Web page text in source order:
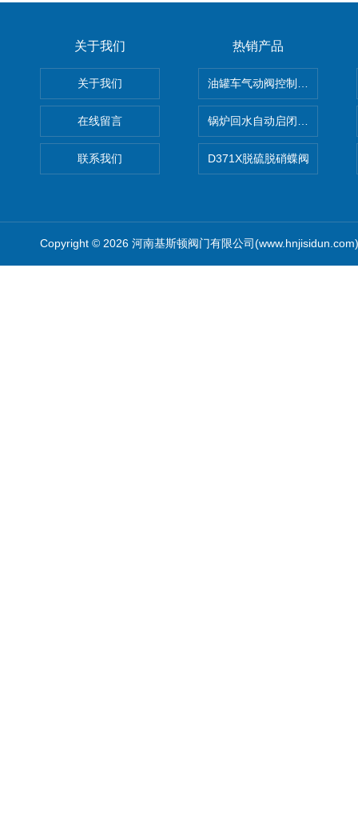
关于我们
关于我们
在线留言
联系我们
热销产品
油罐车气动阀控制气动组合
锅炉回水自动启闭阀KTH41X
D371X脱硫脱硝蝶阀
Copyright © 2026 河南基斯顿阀门有限公司